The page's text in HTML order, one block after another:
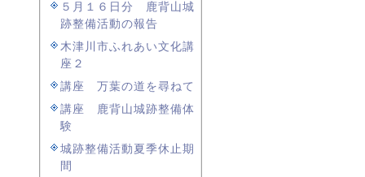
５月１６日分 鹿背山城
跡整備活動の報告
木津川市ふれあい文化講
座２
講座 万葉の道を尋ねて
講座 鹿背山城跡整備体
験
城跡整備活動夏季休止期
間